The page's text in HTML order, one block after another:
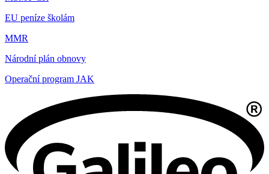
EU peníze školám
MMR
Národní plán obnovy
Operační program JAK